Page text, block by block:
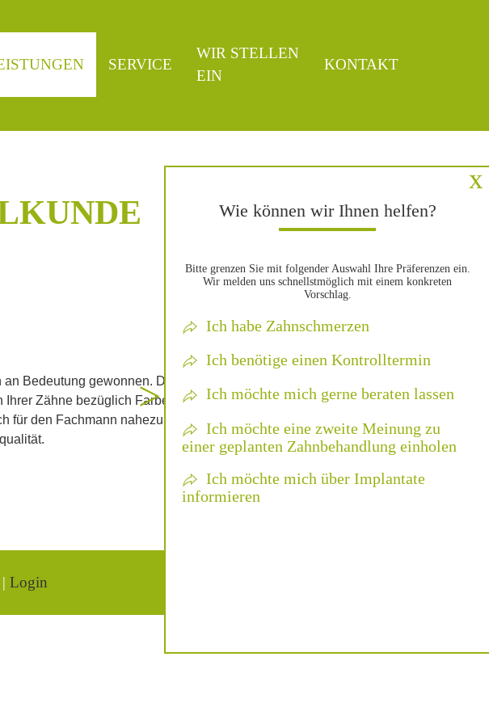
SERVICE
WIR STELLEN
EIN
KONTAKT
>
x
Wie können wir Ihnen helfen?
Bitte grenzen Sie mit folgender Auswahl Ihre Präferenzen ein.
Wir melden uns schnellstmöglich mit einem konkreten
Vorschlag.
Ich habe Zahnschmerzen
Ich benötige einen Kontroll­termin
Ich möchte mich gerne beraten lassen
Ich möchte eine zweite Meinung zu
einer geplanten Zahn­behandlung einholen
Ich möchte mich über Implantate
informieren
Bedeutung gewonnen. Durch neue
Zähne bezüglich Farbe, Form und Stellung
für den Fachmann nahezu unsichtbar realisiert
Login